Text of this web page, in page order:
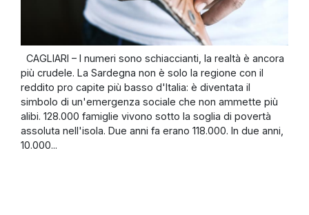
CAGLIARI – I numeri sono schiaccianti, la realtà è ancora
più crudele. La Sardegna non è solo la regione con il
reddito pro capite più basso d'Italia: è diventata il
simbolo di un'emergenza sociale che non ammette più
alibi. 128.000 famiglie vivono sotto la soglia di povertà
assoluta nell'isola. Due anni fa erano 118.000. In due anni,
10.000...